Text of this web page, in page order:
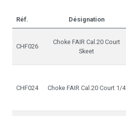
Réf. Désignation
CHF026
Choke FAIR Cal.20 Court
Skeet
CHF024 Choke FAIR Cal.20 Court 1/4